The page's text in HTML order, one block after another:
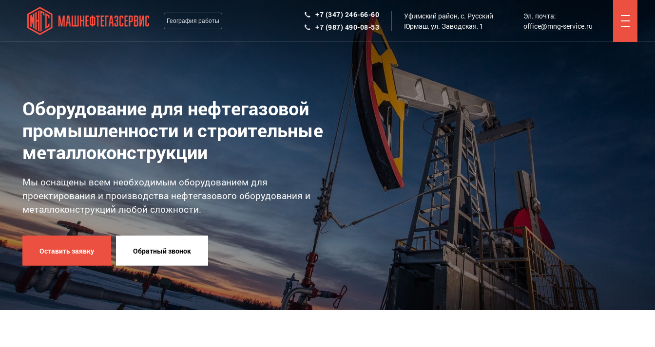
География работы
+7 (347) 246-66-60
+7 (987) 490-08-53
Уфимский район, с. Русский
Юрмаш, ул. Заводская, 1
Эл. почта:
office@mng-service.ru
Оборудование для нефтегазовой
промышленности и строительные
металлоконструкции
Мы оснащены всем необходимым оборудованием для
проектирования и производства нефтегазового оборудования и
металлоконструкций любой сложности.
Оставить заявку Обратный звонок